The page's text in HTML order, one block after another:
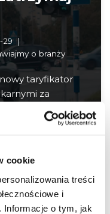
cookie
treści
i
Informacje o tym, jak
29
o branży
taryfikator
za